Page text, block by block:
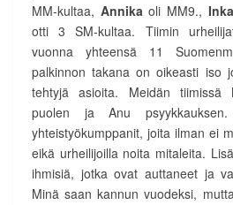
MM-kultaa, Annikaoli MM9., Inka
otti 3 SM-kultaa. Tiimin
vuonna yhteensä 11
palkinnon takana on oikeasti iso
tehtyjä asioita. Meidän tiimissä
puolen ja Anu
yhteistyökumppanit, joita ilman ei
eikä urheilijoilla noita mitaleita.
ihmisiä, jotka ovat auttaneet ja
Minä saan kannun vuodeksi,